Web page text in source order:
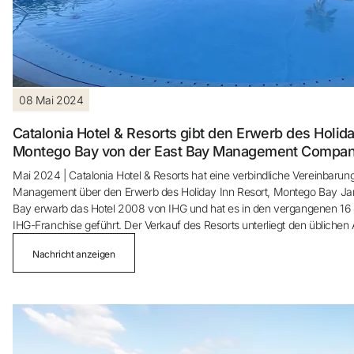
Sie haben sich noch nicht registriert ?
Genießen Sie die Vorteile als Mitglied bei
Bester Preis garantiert
Kostenlose Stornierung
08 Mai 2024
Catalonia Hotel & Resorts gibt den Erwerb des
Montego Bay von der East Bay Management
Mai 2024 | Catalonia Hotel & Resorts hat eine verbindliche
Management über den Erwerb des Holiday Inn Resort, Montego Bay
Bay erwarb das Hotel 2008 von IHG und hat es in den vergangenen
IHG-Franchise geführt. Der Verkauf des Resorts unterliegt den
Das All-inclusive-Resort mit 512 Zimmern verfügt über ein Spa, vier
zwei Swimmingpools, Tennis, Minigolf, abendliche Shows und
auch der Rose Hall Club, ein spezieller Bereich des Hotels mit 52
Erwachsene reserviert ist.
Felix Navas, General Manager von Catalonia Hotels & Resorts,
Nachricht anzeigen